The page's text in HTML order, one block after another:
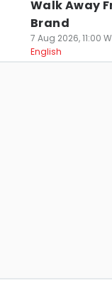
Walk Away
Brand
7 Aug 2026, 11:00
English